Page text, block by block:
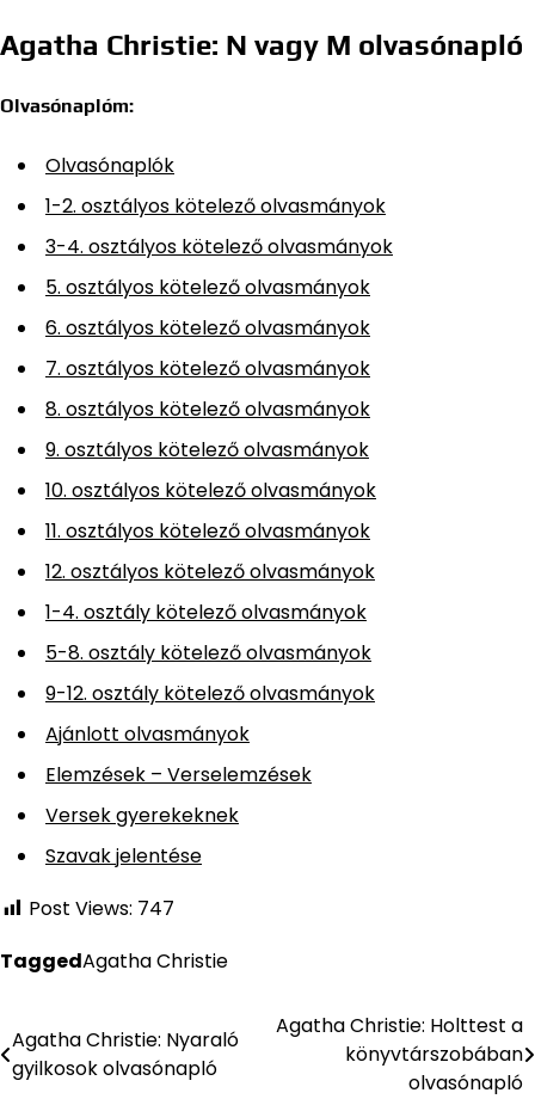
Agatha Christie: N vagy M olvasónapló
Olvasónaplóm:
Olvasónaplók
1-2. osztályos kötelező olvasmányok
3-4. osztályos kötelező olvasmányok
5. osztályos kötelező olvasmányok
6. osztályos kötelező olvasmányok
7. osztályos kötelező olvasmányok
8. osztályos kötelező olvasmányok
9. osztályos kötelező olvasmányok
10. osztályos kötelező olvasmányok
11. osztályos kötelező olvasmányok
12. osztályos kötelező olvasmányok
1-4. osztály kötelező olvasmányok
5-8. osztály kötelező olvasmányok
9-12. osztály kötelező olvasmányok
Ajánlott olvasmányok
Elemzések – Verselemzések
Versek gyerekeknek
Szavak jelentése
Post Views: 747
TaggedAgatha Christie
Bejegyzés
navigáció
Agatha Christie: Nyaraló
gyilkosok olvasónapló
Agatha Christie: Holttest a
könyvtárszobában
olvasónapló